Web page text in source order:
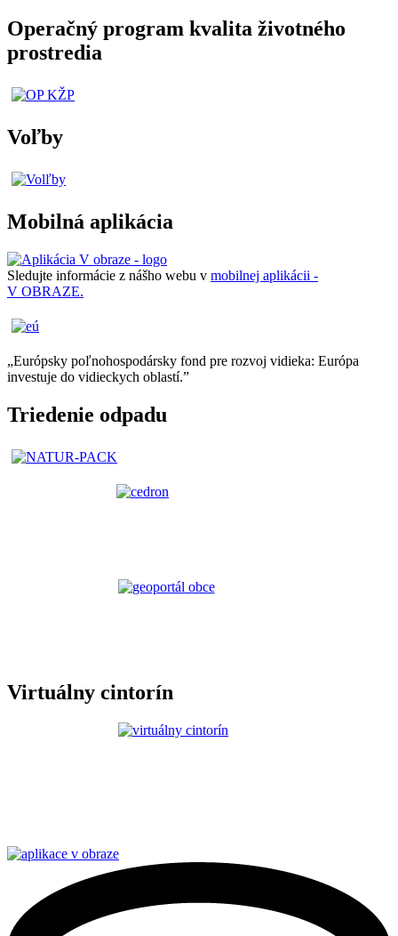
Operačný program kvalita životného
prostredia
Voľby
Mobilná aplikácia
Sledujte informácie z nášho webu v mobilnej aplikácii -
V OBRAZE.
„Európsky poľnohospodársky fond pre rozvoj vidieka: Európa
investuje do vidieckych oblastí.”
Triedenie odpadu
Virtuálny cintorín